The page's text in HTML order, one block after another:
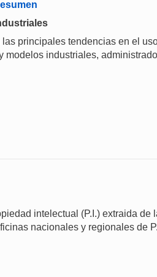
principales tendencias en el
industriales,
intelectual (P.I.) extraida de
nacionales y regionales de